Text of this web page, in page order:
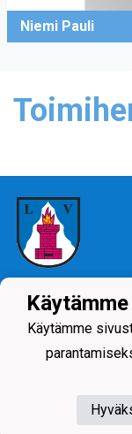
Niemi Pauli
Tietosuojaseloste
Powered by
Käytämme